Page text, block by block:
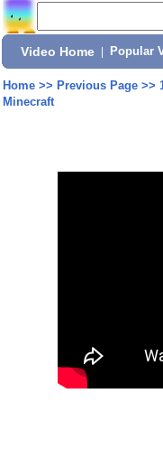
Video Home Popular
Home>> Previous Page>>
Minecraft